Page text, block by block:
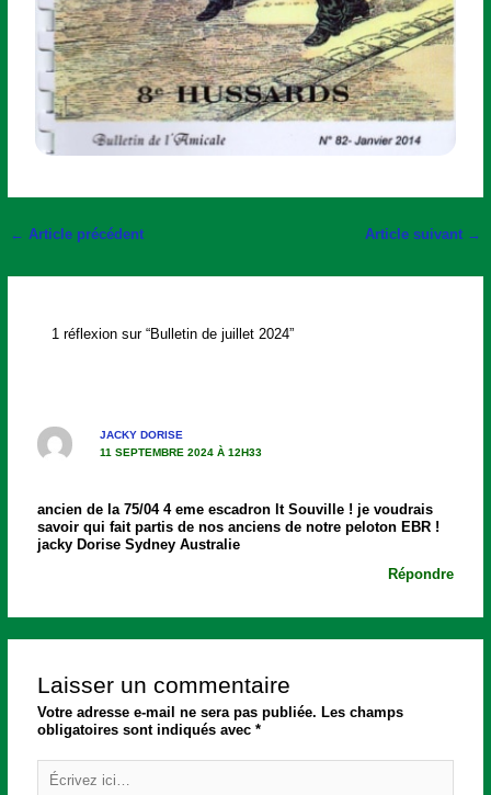
← Article précédent Article suivant →
1 réflexion sur “Bulletin de juillet 2024”
JACKY DORISE
11 SEPTEMBRE 2024 À 12H33
ancien de la 75/04 4 eme escadron lt Souville ! je voudrais
savoir qui fait partis de nos anciens de notre peloton EBR !
jacky Dorise Sydney Australie
Répondre
Laisser un commentaire
Votre adresse e-mail ne sera pas publiée. Les champs
obligatoires sont indiqués avec*
Écrivez
ici…